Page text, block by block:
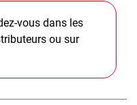
vous dans les
ou sur